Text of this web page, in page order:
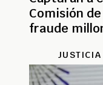
Comisión
fraude
JUSTICIA